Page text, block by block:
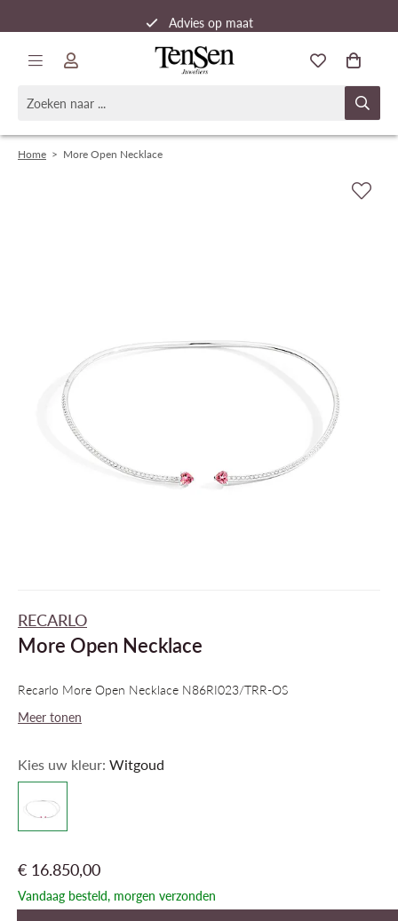
Advies op maat
Snelle verzending
Home > More Open Necklace
RECARLO
More Open Necklace
Recarlo More Open Necklace N86RI023/TRR-OS
Meer tonen
Kies uw kleur: Witgoud
€ 16.850,00
Vandaag besteld, morgen verzonden